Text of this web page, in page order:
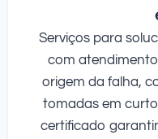
Serviços para
com
origem da falha,
tomadas em
certificado